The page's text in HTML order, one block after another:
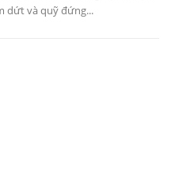
dứt và quỹ đứng...